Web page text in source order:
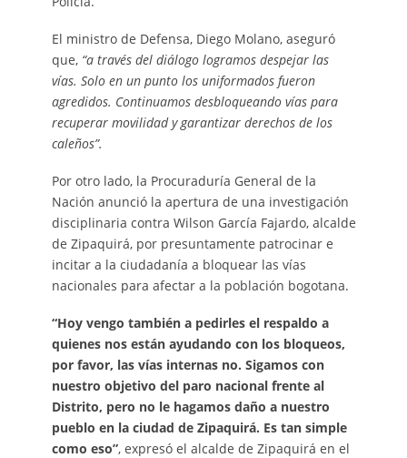
El ministro de Defensa, Diego Molano, aseguró
que, “a través del diálogo logramos despejar las
vías. Solo en un punto los uniformados fueron
agredidos. Continuamos desbloqueando vías para
recuperar movilidad y garantizar derechos de los
caleños”.
Por otro lado, la Procuraduría General de la
Nación anunció la apertura de una investigación
disciplinaria contra Wilson García Fajardo, alcalde
de Zipaquirá, por presuntamente patrocinar e
incitar a la ciudadanía a bloquear las vías
nacionales para afectar a la población bogotana.
“Hoy vengo también a pedirles el respaldo a
quienes nos están ayudando con los bloqueos,
por favor, las vías internas no. Sigamos con
nuestro objetivo del paro nacional frente al
Distrito, pero no le hagamos daño a nuestro
pueblo en la ciudad de Zipaquirá. Es tan simple
como eso”, expresó el alcalde de Zipaquirá en el